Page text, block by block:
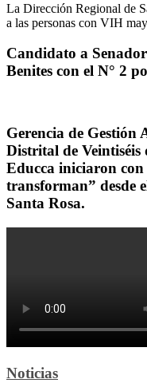
La Dirección Regional de
a las personas con VIH
Candidato a
Benites con el N° 2
Gerencia de
Distrital de
Educca iniciaron con
transforman” desde
Santa Rosa.
Noticias